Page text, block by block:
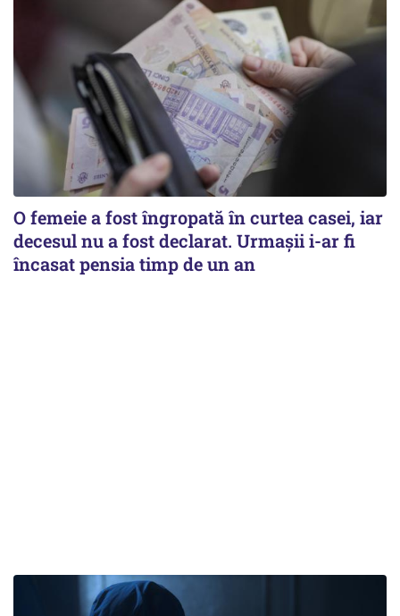
O femeie a fost îngropată în curtea casei, iar
decesul nu a fost declarat. Urmașii i-ar fi
încasat pensia timp de un an